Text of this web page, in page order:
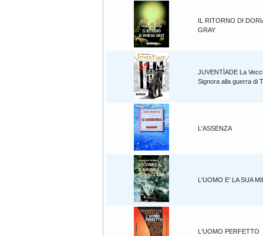
IL RITORNO DI
GRAY
JUVENTÌADE La
Signora alla guerra di
L'ASSENZA
L'UOMO E' LA SUA
L'UOMO PERFETTO